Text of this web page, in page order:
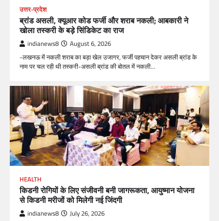
उत्तर-प्रदेश
ब्रांड असली, क्यूआर कोड फर्जी और शराब नकली; आबकारी ने
खोला तस्करी के बड़े सिंडिकेट का राज
indianews8 August 6, 2026
-लखनऊ में नकली शराब का बड़ा खेल उजागर, फर्जी पहचान देकर असली ब्रांड के
नाम पर चल रही थी तस्करी-असली ब्रांड की बोतल में नकली…
HEALTH
किडनी रोगियों के लिए संजीवनी बनी जागरूकता, आयुष्मान योजना
से किडनी मरीजों को मिलेगी नई जिंदगी
indianews8 July 26, 2026